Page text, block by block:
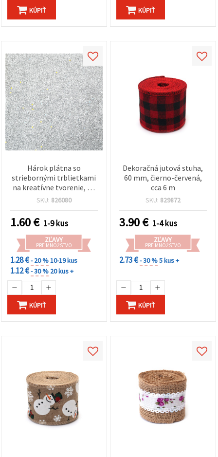
KÚPIŤ KÚPIŤ
Hárok plátna so
striebornými trblietkami
na kreatívne tvorenie, 40
× 48 × 0,5 mm – 1 ks
SKU: 826080
1.60€ 1-9 kus
ZĽAVY
PRE MNOŽSTVO
1.28 €- 20 %10-19 kus
1.12 €- 30 % 20 kus +
KÚPIŤ
Dekoračná jutová stuha,
60 mm, čierno-červená,
cca 6 m
SKU: 829872
3.90€ 1-4 kus
ZĽAVY
PRE MNOŽSTVO
2.73 €- 30 %5 kus +
KÚPIŤ